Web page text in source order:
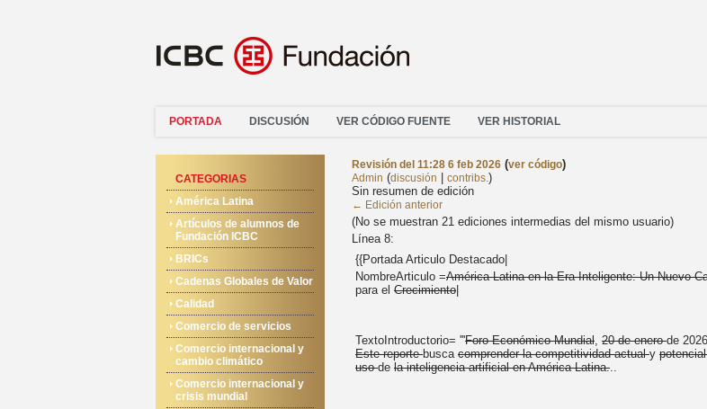
PORTADA DISCUSIÓN VER CÓDIGO FUENTE VER HISTORIAL
CATEGORIAS
América Latina
Artículos de alumnos de
Fundación ICBC
BRICs
Cadenas Globales de Valor
Calidad
Comercio de servicios
Comercio internacional y
cambio climático
Comercio internacional y
crisis mundial
Revisión del 11:28 6 feb 2026 (ver código)
Admin (discusión contribs.)
Sin resumen de edición
← Edición anterior
(No se muestran 21 ediciones intermedias del mismo usuario)
Línea 8:
{{Portada Articulo Destacado|
NombreArticulo =América Latina en la Era Inteligente: Un Nuevo
para el Crecimiento
TextoIntroductorio= '''Foro Económico Mundial, 20 de enerode
Este reportebusca comprender la competitividad actualy
usode la inteligencia artificial en América Latina...